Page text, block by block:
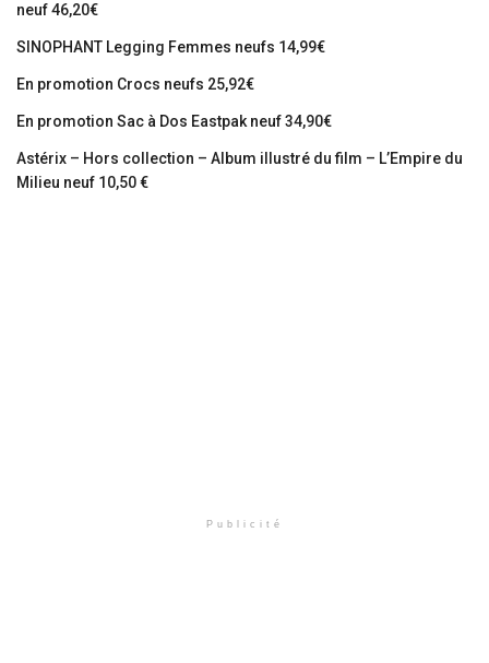
neuf 46,20€
SINOPHANT Legging Femmes neufs 14,99€
En promotion Crocs neufs 25,92€
En promotion Sac à Dos Eastpak neuf 34,90€
Astérix – Hors collection – Album illustré du film – L’Empire du
Milieu neuf 10,50 €
Publicité